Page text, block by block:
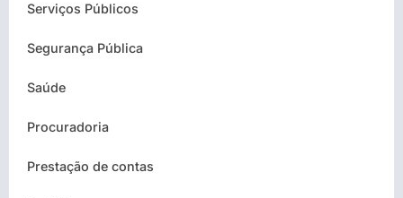
Serviços Públicos
Segurança Pública
Saúde
Procuradoria
Prestação de contas